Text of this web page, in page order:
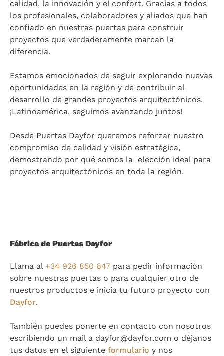
calidad, la innovación y el confort. Gracias a todos
los profesionales, colaboradores y aliados que han
confiado en nuestras puertas para construir
proyectos que verdaderamente marcan la
diferencia.
Estamos emocionados de seguir explorando nuevas
oportunidades en la región y de contribuir al
desarrollo de grandes proyectos arquitectónicos.
¡Latinoamérica, seguimos avanzando juntos!
Desde Puertas Dayfor queremos reforzar nuestro
compromiso de calidad y visión estratégica,
demostrando por qué somos la elección ideal para
proyectos arquitectónicos en toda la región.
Fábrica de Puertas Dayfor
Llama al +34 926 850 647 para pedir información
sobre nuestras puertas o para cualquier otro de
nuestros productos e inicia tu futuro proyecto con
Dayfor.
También puedes ponerte en contacto con nosotros
escribiendo un mail a dayfor@dayfor.com o déjanos
tus datos en el siguiente formulario y nos